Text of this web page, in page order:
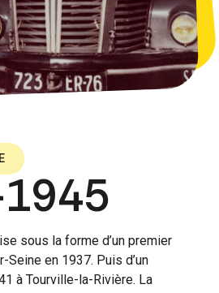
sous la forme d’un premier
Seine en 1937. Puis d’un
à Tourville-la-Rivière. La